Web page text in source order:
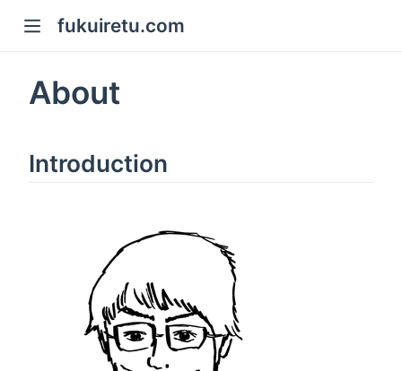
fukuiretu.com
About
Introduction